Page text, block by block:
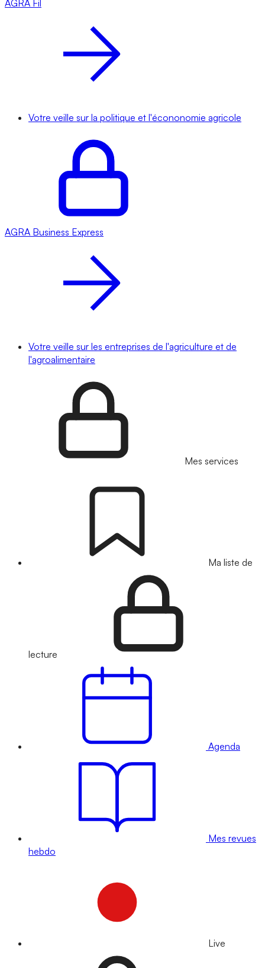
AGRA Fil
Votre veille sur la politique et l'écononomie agricole
AGRA Business Express
Votre veille sur les entreprises de l'agriculture et de
l'agroalimentaire
Mes services
Ma liste de
lecture
Agenda
Mes revues
hebdo
Live